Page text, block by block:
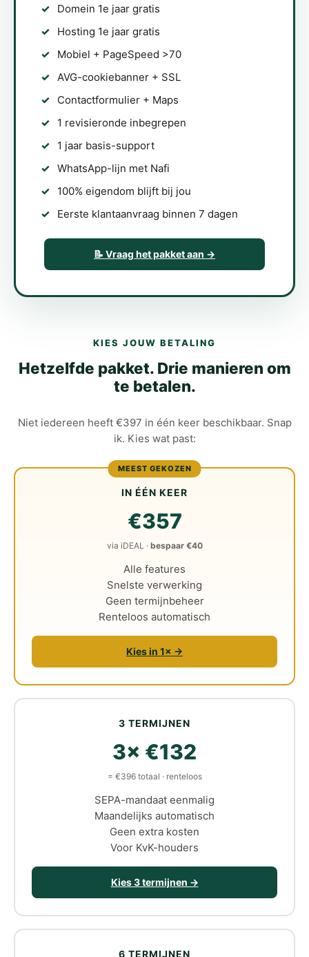
Domein 1e jaar gratis
Hosting 1e jaar gratis
Mobiel + PageSpeed >70
AVG-cookiebanner + SSL
Contactformulier + Maps
1 revisieronde inbegrepen
1 jaar basis-support
WhatsApp-lijn met Nafi
100% eigendom blijft bij jou
Eerste klantaanvraag binnen 7 dagen
📝 Vraag het pakket aan →
KIES JOUW BETALING
Hetzelfde pakket. Drie manieren om
te betalen.
Niet iedereen heeft €397 in één keer beschikbaar. Snap
ik. Kies wat past:
MEEST GEKOZEN
IN ÉÉN KEER
€357
via iDEAL · bespaar €40
Alle features
Snelste verwerking
Geen termijnbeheer
Renteloos automatisch
Kies in 1× →
3 TERMIJNEN
3× €132
= €396 totaal · renteloos
SEPA-mandaat eenmalig
Maandelijks automatisch
Geen extra kosten
Voor KvK-houders
Kies 3 termijnen →
6 TERMIJNEN